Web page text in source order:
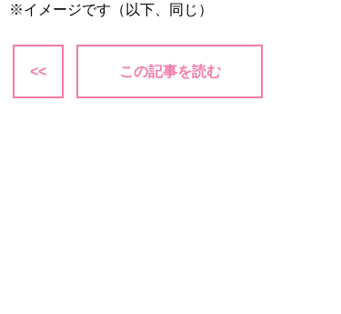
※イメージです（以下、同じ）
<< この記事を読む